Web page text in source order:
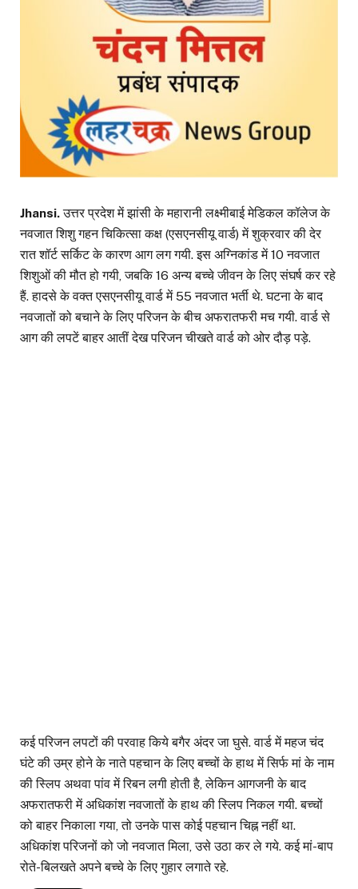
Jhansi.उत्तर प्रदेश में झांसी के महारानी लक्ष्मीबाई मेडिकल कॉलेज के
नवजात शिशु गहन चिकित्सा कक्ष (एसएनसीयू वार्ड) में शुक्रवार की देर
रात शॉर्ट सर्किट के कारण आग लग गयी. इस अग्निकांड में 10 नवजात
शिशुओं की मौत हो गयी, जबकि 16 अन्य बच्चे जीवन के लिए संघर्ष कर रहे
हैं. हादसे के वक्त एसएनसीयू वार्ड में 55 नवजात भर्ती थे. घटना के बाद
नवजातों को बचाने के लिए परिजन के बीच अफरातफरी मच गयी. वार्ड से
आग की लपटें बाहर आतीं देख परिजन चीखते वार्ड को ओर दौड़ पड़े.
कई परिजन लपटों की परवाह किये बगैर अंदर जा घुसे. वार्ड में महज चंद
घंटे की उम्र होने के नाते पहचान के लिए बच्चों के हाथ में सिर्फ मां के नाम
की स्लिप अथवा पांव में रिबन लगी होती है, लेकिन आगजनी के बाद
अफरातफरी में अधिकांश नवजातों के हाथ की स्लिप निकल गयी. बच्चों
को बाहर निकाला गया, तो उनके पास कोई पहचान चिह्न नहीं था.
अधिकांश परिजनों को जो नवजात मिला, उसे उठा कर ले गये. कई मां-बाप
रोते-बिलखते अपने बच्चे के लिए गुहार लगाते रहे.